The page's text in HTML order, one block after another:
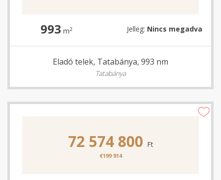
993 m2 Jelleg: Nincs megadva
Eladó telek, Tatabánya, 993 nm
Tatabánya
72 574 800 Ft
€199 914